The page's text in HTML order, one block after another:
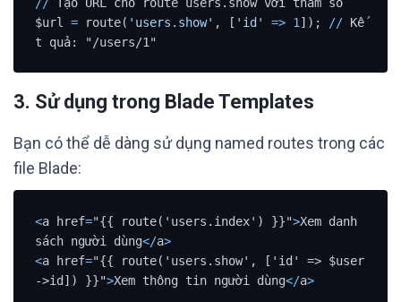
$url = route( 'users.show' , [ 'id' => 1 ]); // Kế
t quả: "/users/1"
3. Sử dụng trong Blade Templates
Bạn có thể dễ dàng sử dụng named routes trong các
file Blade:
<a href="{{ route('users.index') }}">Xem danh
sách người dùng</a>
<a href="{{ route('users.show', ['id' => $user
->id]) }}">Xem thông tin người dùng</a>